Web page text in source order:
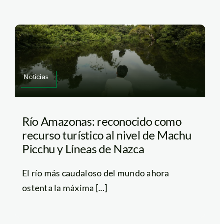
Noticias
Río Amazonas: reconocido como
recurso turístico al nivel de Machu
Picchu y Líneas de Nazca
El río más caudaloso del mundo ahora
ostenta la máxima [...]